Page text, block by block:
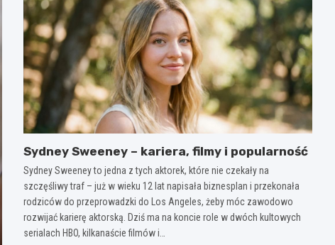
Sydney Sweeney – kariera, filmy i popularność
Sydney Sweeney to jedna z tych aktorek, które nie czekały na
szczęśliwy traf – już w wieku 12 lat napisała biznesplan i przekonała
rodziców do przeprowadzki do Los Angeles, żeby móc zawodowo
rozwijać karierę aktorską. Dziś ma na koncie role w dwóch kultowych
serialach HBO, kilkanaście filmów i…